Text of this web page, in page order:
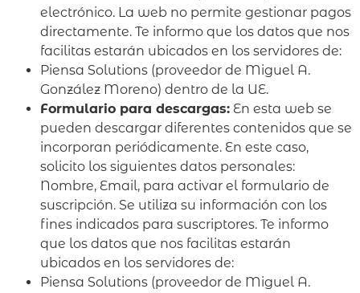
electrónico. La web no permite gestionar pagos
directamente. Te informo que los datos que nos
facilitas estarán ubicados en los servidores de:
Piensa Solutions (proveedor de Miguel A.
González Moreno) dentro de la UE.
Formulario para descargas: En esta web se
pueden descargar diferentes contenidos que se
incorporan periódicamente. En este caso,
solicito los siguientes datos personales:
Nombre, Email, para activar el formulario de
suscripción. Se utiliza su información con los
fines indicados para suscriptores. Te informo
que los datos que nos facilitas estarán
ubicados en los servidores de:
Piensa Solutions (proveedor de Miguel A.